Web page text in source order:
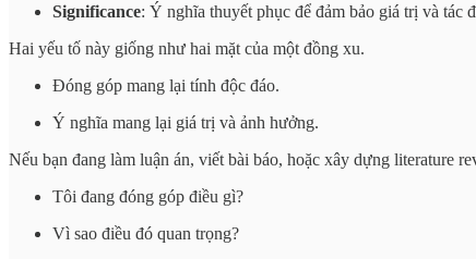
Significance: Ý nghĩa thuyết phục để đảm bảo giá trị và tác
Hai yếu tố này giống như hai mặt của một đồng xu.
Đóng góp mang lại tính độc đáo.
Ý nghĩa mang lại giá trị và ảnh hưởng.
Nếu bạn đang làm luận án, viết bài báo, hoặc xây dựng literature
Tôi đang đóng góp điều gì?
Vì sao điều đó quan trọng?